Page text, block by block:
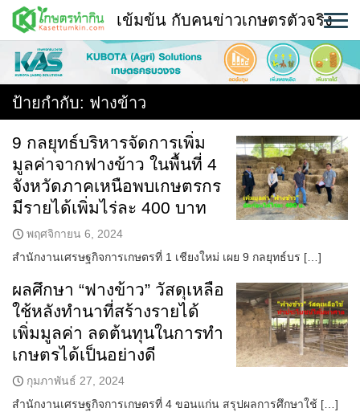
Skip
content
พืช
หน้าแรก
แวดวงเกษตร
ใคร ทำอะไร ที่ไหน
สถานีข่าววันนี้
เข้มข้น กับคนข่าวเกษตรตัวจริง
ป้ายกำกับ: ฟางข้าว
9 กลยุทธ์บริหารจัดการเพิ่ม
มูลค่าจากฟางข้าว ในพื้นที่ 4
จังหวัดภาคเหนือพบเกษตรกร
มีรายได้เพิ่มไร่ละ 400 บาท
พฤศจิกายน 6, 2024
สำนักงานเศรษฐกิจการเกษตรที่ 1 เชียงใหม่ เผย 9 กลยุทธ์บร […]
ผลศึกษา “ฟางข้าว” วัสดุเหลือ
ใช้หลังทำนาที่สร้างรายได้
เพิ่มมูลค่า ลดต้นทุนในการทำ
เกษตรได้เป็นอย่างดี
กุมภาพันธ์ 27, 2024
สำนักงานเศรษฐกิจการเกษตรที่ 4 ขอนแก่น สรุปผลการศึกษาใช้ […]